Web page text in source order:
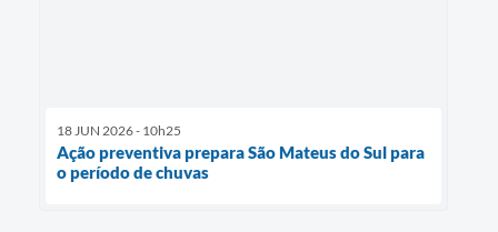
18 JUN 2026 - 10h25
Ação preventiva prepara São Mateus do Sul para
o período de chuvas